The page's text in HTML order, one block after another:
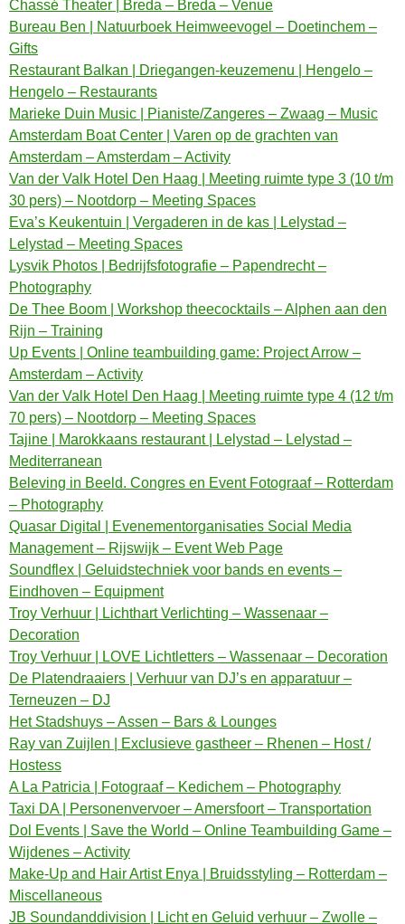
Chassé Theater | Breda – Breda – Venue
Bureau Ben | Natuurboek Heimweevogel – Doetinchem –
Gifts
Restaurant Balkan | Driegangen-keuzemenu | Hengelo –
Hengelo – Restaurants
Marieke Duin Music | Pianiste/Zangeres – Zwaag – Music
Amsterdam Boat Center | Varen op de grachten van
Amsterdam – Amsterdam – Activity
Van der Valk Hotel Den Haag | Meeting ruimte type 3 (10 t/m
30 pers) – Nootdorp – Meeting Spaces
Eva’s Keukentuin | Vergaderen in de kas | Lelystad –
Lelystad – Meeting Spaces
Lysvik Photos | Bedrijfsfotografie – Papendrecht –
Photography
De Thee Boom | Workshop theecocktails – Alphen aan den
Rijn – Training
Up Events | Online teambuilding game: Project Arrow –
Amsterdam – Activity
Van der Valk Hotel Den Haag | Meeting ruimte type 4 (12 t/m
70 pers) – Nootdorp – Meeting Spaces
Tajine | Marokkaans restaurant | Lelystad – Lelystad –
Mediterranean
Beleving in Beeld. Congres en Event Fotograaf – Rotterdam
– Photography
Quasar Digital | Evenementorganisaties Social Media
Management – Rijswijk – Event Web Page
Soundflex | Geluidstechniek voor bands en events –
Eindhoven – Equipment
Troy Verhuur | Lichthart Verlichting – Wassenaar –
Decoration
Troy Verhuur | LOVE Lichtletters – Wassenaar – Decoration
De Platendraaiers | Verhuur van DJ’s en apparatuur –
Terneuzen – DJ
Het Stadshuys – Assen – Bars & Lounges
Ray van Zuijlen | Exclusieve gastheer – Rhenen – Host /
Hostess
A La Patricia | Fotograaf – Kedichem – Photography
Taxi DA | Personenvervoer – Amersfoort – Transportation
Dol Events | Save the World – Online Teambuilding Game –
Wijdenes – Activity
Make-Up and Hair Artist Enya | Bruidsstyling – Rotterdam –
Miscellaneous
JB Soundanddivision | Licht en Geluid verhuur – Zwolle –